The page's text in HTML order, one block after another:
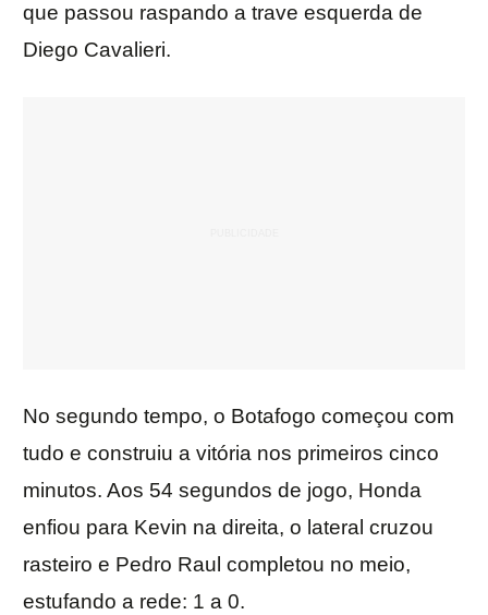
que passou raspando a trave esquerda de
Diego Cavalieri.
No segundo tempo, o Botafogo começou com
tudo e construiu a vitória nos primeiros cinco
minutos. Aos 54 segundos de jogo, Honda
enfiou para Kevin na direita, o lateral cruzou
rasteiro e Pedro Raul completou no meio,
estufando a rede: 1 a 0.